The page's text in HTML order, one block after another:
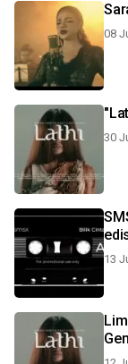
08
30
13